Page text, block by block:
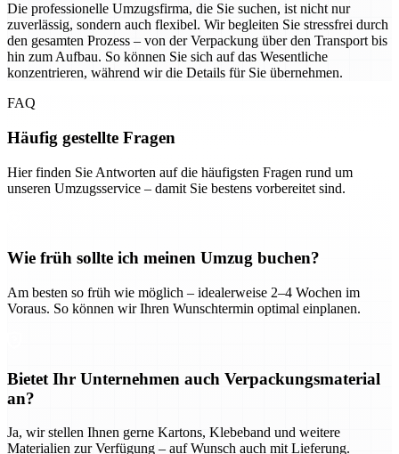
Die professionelle Umzugsfirma, die Sie suchen, ist nicht nur
zuverlässig, sondern auch flexibel. Wir begleiten Sie stressfrei durch
den gesamten Prozess – von der Verpackung über den Transport bis
hin zum Aufbau. So können Sie sich auf das Wesentliche
konzentrieren, während wir die Details für Sie übernehmen.
FAQ
Häufig gestellte Fragen
Hier finden Sie Antworten auf die häufigsten Fragen rund um
unseren Umzugsservice – damit Sie bestens vorbereitet sind.
Wie früh sollte ich meinen Umzug buchen?
Am besten so früh wie möglich – idealerweise 2–4 Wochen im
Voraus. So können wir Ihren Wunschtermin optimal einplanen.
Bietet Ihr Unternehmen auch Verpackungsmaterial
an?
Ja, wir stellen Ihnen gerne Kartons, Klebeband und weitere
Materialien zur Verfügung – auf Wunsch auch mit Lieferung.